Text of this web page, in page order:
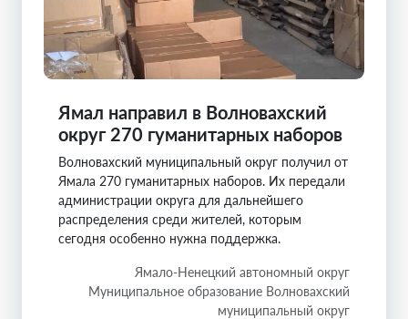
Ямал направил в Волновахский
округ 270 гуманитарных наборов
Волновахский муниципальный округ получил от
Ямала 270 гуманитарных наборов. Их передали
администрации округа для дальнейшего
распределения среди жителей, которым
сегодня особенно нужна поддержка.
Ямало-Ненецкий автономный округ
Муниципальное образование Волновахский
муниципальный округ